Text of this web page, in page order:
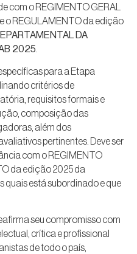
com o REGIMENTO GERAL
o REGULAMENTO da edição
DA
2025
para a Etapa
critérios de
requisitos formais e
composição das
além dos
pertinentes. Deve ser
com o REGIMENTO
da edição 2025 da
quais está subordinado e que
seu compromisso com
crítica e profissional
de todo o país,